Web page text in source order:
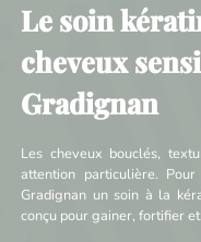
Le soin
cheveux
Gradignan
Les cheveux bouclés,
attention particulière.
Gradignan un soin à la
conçu pour gainer, fortifier